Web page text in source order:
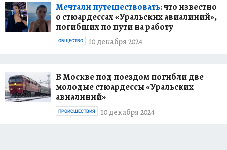
Мечтали путешествовать:что известно
о стюардессах «Уральских авиалиний»,
погибших по пути на работу
10 декабря 2024
ОБЩЕСТВО
В Москве под поездом погибли две
молодые стюардессы «Уральских
авиалиний»
10 декабря 2024
ПРОИСШЕСТВИЯ